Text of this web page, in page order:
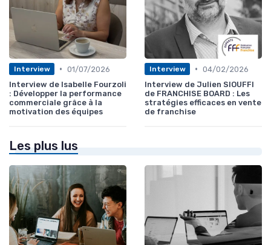
Interview • 01/07/2026
Interview de Isabelle Fourzoli
: Développer la performance
commerciale grâce à la
motivation des équipes
Interview • 04/02/2026
Interview de Julien SIOUFFI
de FRANCHISE BOARD : Les
stratégies efficaces en vente
de franchise
Les plus lus